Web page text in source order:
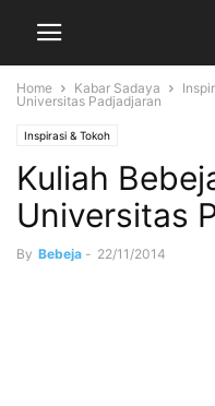
Home Kabar Sadaya
Universitas Padjadjaran
Inspirasi & Tokoh
Kuliah
Universitas
By Bebeja - 22/11/2014